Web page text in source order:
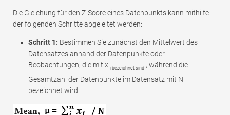
Die Gleichung für den Z-Score eines Datenpunkts kann mithilfe
der folgenden Schritte abgeleitet werden:
Schritt 1: Bestimmen Sie zunächst den Mittelwert des
Datensatzes anhand der Datenpunkte oder
Beobachtungen, die mit x i bezeichnet sind , während die
Gesamtzahl der Datenpunkte im Datensatz mit N
bezeichnet wird.